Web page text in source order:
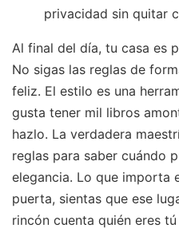
privacidad sin quitar
Al final del día, tu casa es
No sigas las reglas de
feliz. El estilo es una
gusta tener mil libros
hazlo. La verdadera
reglas para saber cuándo
elegancia. Lo que importa
puerta, sientas que ese
rincón cuenta quién eres